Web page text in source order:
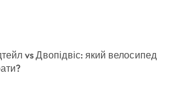
vs Двопідвіс: який велосипед